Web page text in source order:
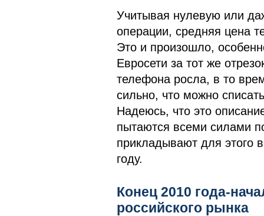
Учитывая нулевую или
операции, средняя цена
Это и произошло,
Евросети за тот же
телефона росла, в то
сильно, что можно
Надеюсь, что это
пытаются всеми силами
прикладывают для этого
году.
Конец 2010 года-
российского рынка